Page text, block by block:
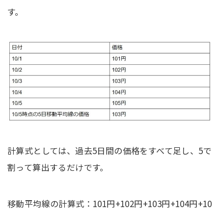
す。
計算式としては、過去5日間の価格をすべて足し、5で
割って算出するだけです。
移動平均線の計算式：101円+102円+103円+104円+10